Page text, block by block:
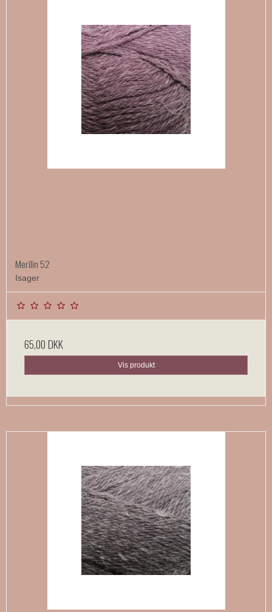
Merilin 52
Isager
65,00 DKK
Vis produkt